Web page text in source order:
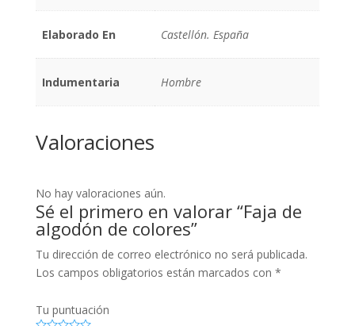
Elaborado En Castellón. España
Indumentaria Hombre
Valoraciones
No hay valoraciones aún.
Sé el primero en valorar “Faja de
algodón de colores”
Tu dirección de correo electrónico no será publicada.
Los campos obligatorios están marcados con *
Tu puntuación